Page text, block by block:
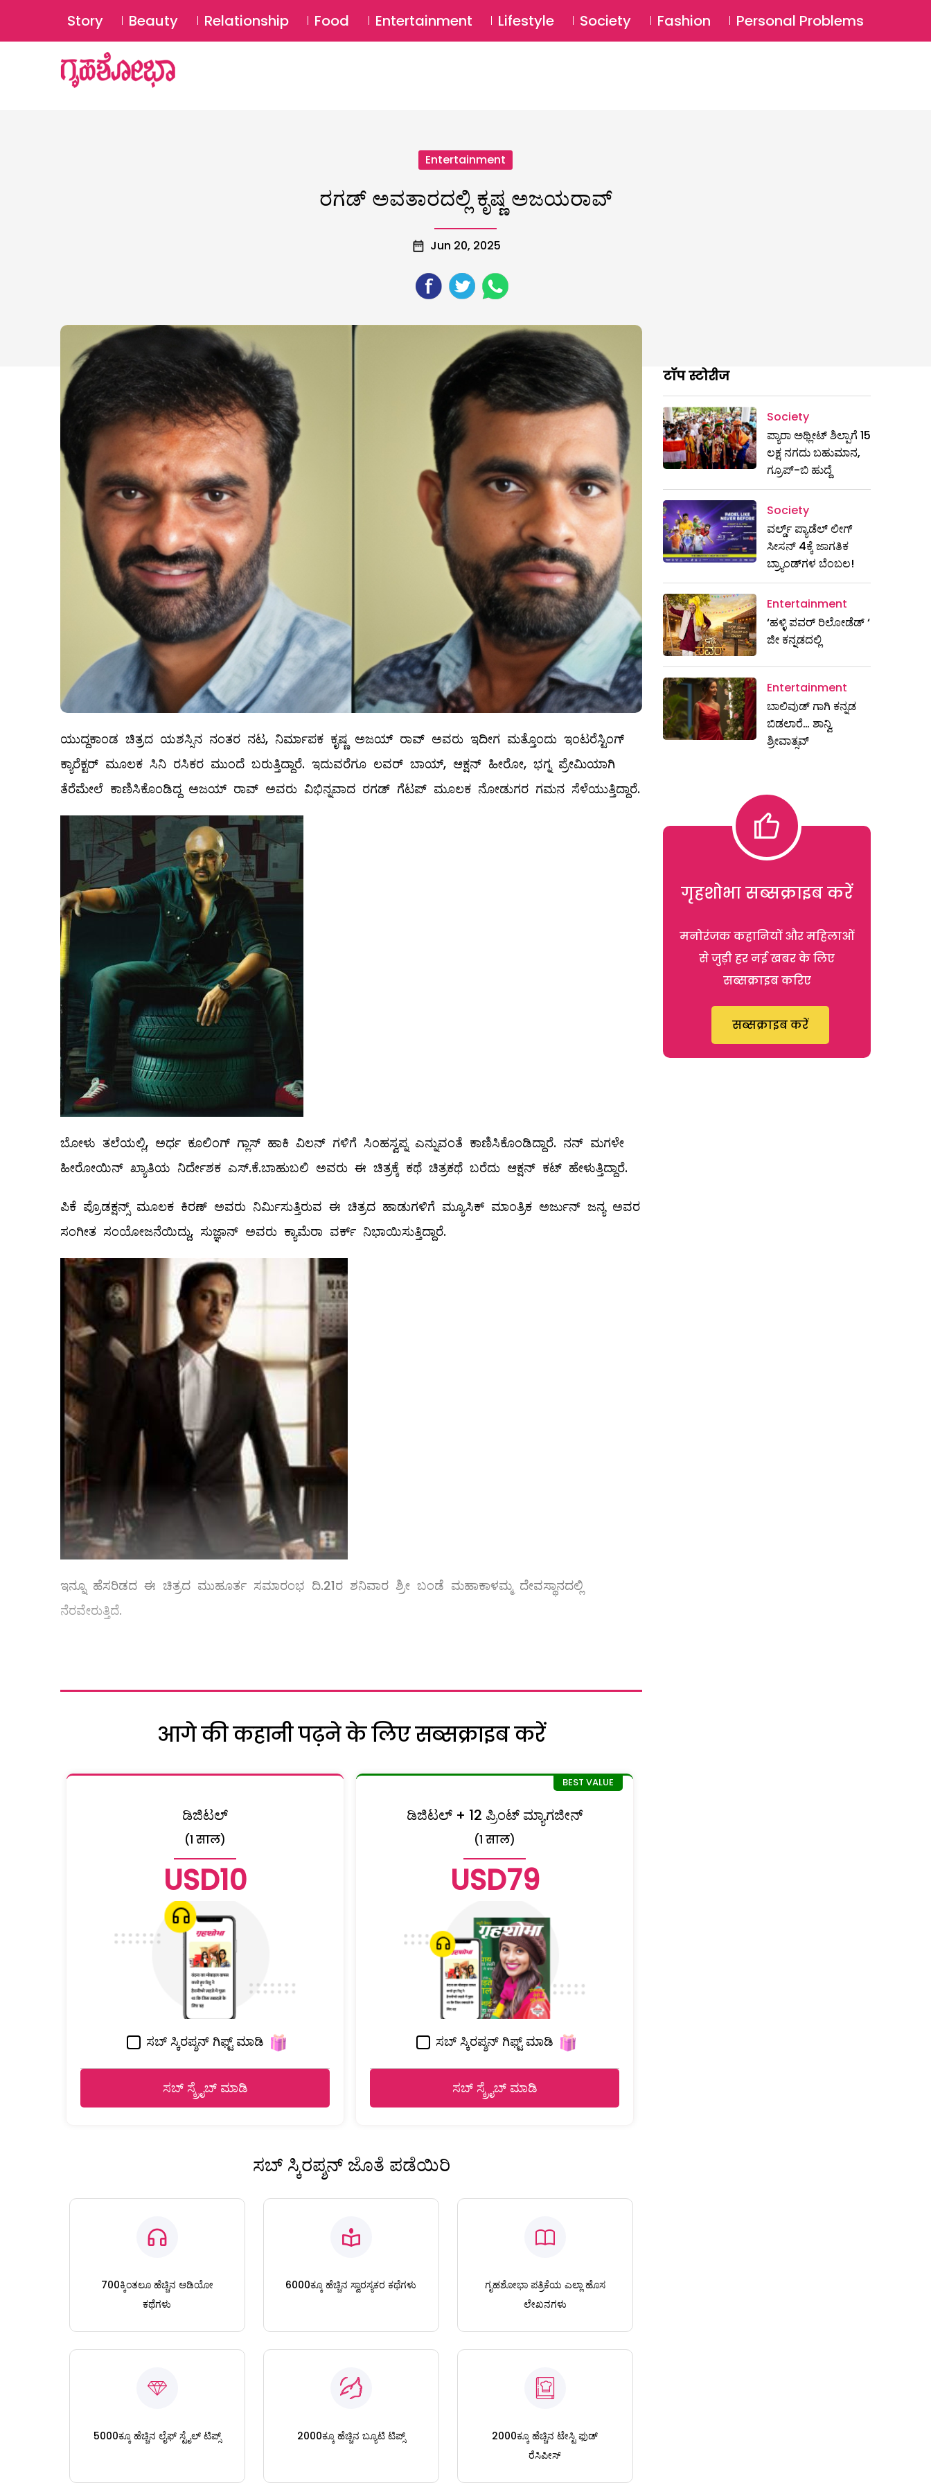
SUBSCRIBE Login ⚲
Story Beauty Relationship Food Entertainment Lifestyle Society Fashion Personal Problems
Entertainment
ರಗಡ್ ಅವತಾರದಲ್ಲಿ ಕೃಷ್ಣ ಅಜಯರಾವ್
Jun 20, 2025
ಯುದ್ದಕಾಂಡ ಚಿತ್ರದ ಯಶಸ್ಸಿನ ನಂತರ ನಟ, ನಿರ್ಮಾಪಕ ಕೃಷ್ಣ ಅಜಯ್ ರಾವ್ ಅವರು ಇದೀಗ ಮತ್ತೊಂದು ಇಂಟರೆಸ್ಟಿಂಗ್
ಕ್ಯಾರೆಕ್ಟರ್ ಮೂಲಕ ಸಿನಿ ರಸಿಕರ ಮುಂದೆ ಬರುತ್ತಿದ್ದಾರೆ. ಇದುವರೆಗೂ ಲವರ್ ಬಾಯ್, ಆಕ್ಷನ್ ಹೀರೋ, ಭಗ್ನ ಪ್ರೇಮಿಯಾಗಿ
ತೆರೆಮೇಲೆ ಕಾಣಿಸಿಕೊಂಡಿದ್ದ ಅಜಯ್ ರಾವ್ ಅವರು ವಿಭಿನ್ನವಾದ ರಗಡ್ ಗೆಟಪ್ ಮೂಲಕ ನೋಡುಗರ ಗಮನ ಸೆಳೆಯುತ್ತಿದ್ದಾರೆ.
ಬೋಳು ತಲೆಯಲ್ಲಿ, ಅರ್ಧ ಕೂಲಿಂಗ್ ಗ್ಲಾಸ್ ಹಾಕಿ ವಿಲನ್ ಗಳಿಗೆ ಸಿಂಹಸ್ವಪ್ನ ಎನ್ನುವಂತೆ ಕಾಣಿಸಿಕೊಂಡಿದ್ದಾರೆ. ನನ್ ಮಗಳೇ
ಹೀರೋಯಿನ್ ಖ್ಯಾತಿಯ ನಿರ್ದೇಶಕ ಎಸ್.ಕೆ.ಬಾಹುಬಲಿ ಅವರು ಈ ಚಿತ್ರಕ್ಕೆ ಕಥೆ ಚಿತ್ರಕಥೆ ಬರೆದು ಆಕ್ಷನ್ ಕಟ್ ಹೇಳುತ್ತಿದ್ದಾರೆ.
ಪಿಕೆ ಪ್ರೊಡಕ್ಷನ್ಸ್ ಮೂಲಕ ಕಿರಣ್ ಅವರು ನಿರ್ಮಿಸುತ್ತಿರುವ ಈ ಚಿತ್ರದ ಹಾಡುಗಳಿಗೆ ಮ್ಯೂಸಿಕ್ ಮಾಂತ್ರಿಕ ಅರ್ಜುನ್ ಜನ್ಯ ಅವರ
ಸಂಗೀತ ಸಂಯೋಜನೆಯಿದ್ದು, ಸುಜ್ಞಾನ್ ಅವರು ಕ್ಯಾಮೆರಾ ವರ್ಕ್ ನಿಭಾಯಿಸುತ್ತಿದ್ದಾರೆ.
ಇನ್ನೂ ಹೆಸರಿಡದ ಈ ಚಿತ್ರದ ಮುಹೂರ್ತ ಸಮಾರಂಭ ದಿ.21ರ ಶನಿವಾರ ಶ್ರೀ ಬಂಡೆ ಮಹಾಕಾಳಮ್ಮ ದೇವಸ್ಥಾನದಲ್ಲಿ
ನೆರವೇರುತ್ತಿದೆ.
आगे की कहानी पढ़ने के लिए सब्सक्राइब करें
ಡಿಜಿಟಲ್
(1 साल)
USD10
ಸಬ್ ಸ್ಕಿರಪ್ಶನ್ ಗಿಫ್ಟ್ ಮಾಡಿ
ಸಬ್ ಸ್ಕ್ರೈಬ್ ಮಾಡಿ
ಡಿಜಿಟಲ್ + 12 ಪ್ರಿಂಟ್ ಮ್ಯಾಗಜೀನ್
(1 साल)
USD79
ಸಬ್ ಸ್ಕಿರಪ್ಶನ್ ಗಿಫ್ಟ್ ಮಾಡಿ
ಸಬ್ ಸ್ಕ್ರೈಬ್ ಮಾಡಿ
ಸಬ್ ಸ್ಕಿರಪ್ಶನ್ ಜೊತೆ ಪಡೆಯಿರಿ
700ಕ್ಕಿಂತಲೂ ಹೆಚ್ಚಿನ ಆಡಿಯೋ
ಕಥೆಗಳು
6000ಕ್ಕೂ ಹೆಚ್ಚಿನ ಸ್ವಾರಸ್ಯಕರ ಕಥೆಗಳು
ಗೃಹಶೋಭಾ ಪತ್ರಿಕೆಯ ಎಲ್ಲಾ ಹೊಸ
ಲೇಖನಗಳು
5000ಕ್ಕೂ ಹೆಚ್ಚಿನ ಲೈಫ್ ಸ್ಟೈಲ್ ಟಿಪ್ಸ್ 2000ಕ್ಕೂ ಹೆಚ್ಚಿನ ಬ್ಯೂಟಿ ಟಿಪ್ಸ್
2000ಕ್ಕೂ ಹೆಚ್ಚಿನ ಟೇಸ್ಟಿ ಫುಡ್
ರೆಸಿಪೀಸ್
टॉप स्टोरीज
Society
ಪ್ಯಾರಾ ಅಥ್ಲೀಟ್ ಶಿಲ್ಪಾಗೆ 15
ಲಕ್ಷ ನಗದು ಬಹುಮಾನ,
ಗ್ರೂಪ್-ಬಿ ಹುದ್ದೆ
Society
ವರ್ಲ್ಡ್ ಪ್ಯಾಡೆಲ್ ಲೀಗ್
ಸೀಸನ್ 4ಕ್ಕೆ ಜಾಗತಿಕ
ಬ್ರ್ಯಾಂಡ್‌ಗಳ ಬೆಂಬಲ!
Entertainment
‘ಹಳ್ಳಿ ಪವರ್ ರಿಲೋಡೆಡ್ ‘
ಜೀ ಕನ್ನಡದಲ್ಲಿ
Entertainment
ಬಾಲಿವುಡ್ ಗಾಗಿ ಕನ್ನಡ
ಬಿಡಲಾರೆ… ಶಾನ್ವಿ
ಶ್ರೀವಾತ್ಸವ್
गृहशोभा सब्सक्राइब करें
मनोरंजक कहानियों और महिलाओं
से जुड़ी हर नई खबर के लिए
सब्सक्राइब करिए
सब्सक्राइब करें